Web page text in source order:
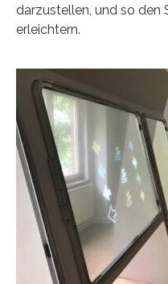
darzustellen, und so den
erleichtern.